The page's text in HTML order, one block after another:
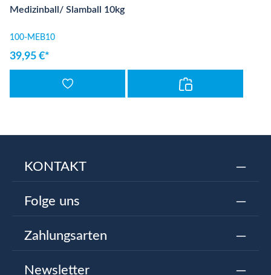
Medizinball/ Slamball 10kg
100-MEB10
39,95 €*
KONTAKT
Folge uns
Zahlungsarten
Newsletter